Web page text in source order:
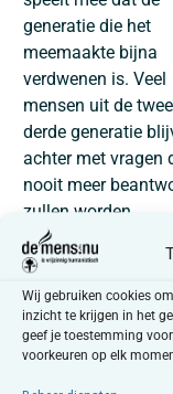
Wij gebruiken cookies
inzicht te krijgen in het
geef je toestemming
voorkeuren op elk
generatie die het
meemaakte bijna
verdwenen is. Veel
mensen uit de
derde generatie
achter met vragen
nooit meer
zullen worden.
De inval van
Oekraïne bracht de
plots heel dichtbij.
gevoel van
weg. Niet alleen
onze